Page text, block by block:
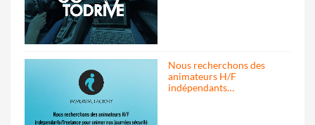
Nous recherchons des
animateurs H/F
indépendants…